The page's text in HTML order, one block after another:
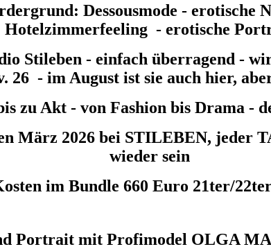
Dessousmode - erotische
Hotelzimmerfeeling - erotische
Stileben - einfach überragend -
26 - im August ist sie auch hier,
zu Akt - von Fashion bis Drama -
März 2026 bei STILEBEN, jeder
wieder sein
im Bundle 660 Euro 21ter/
Portrait mit Profimodel OLGA